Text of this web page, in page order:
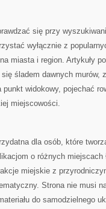
się przy
wyłącznie z
miasta i region. Artykuły
śladem dawnych murów,
widokowy, pojechać
miejscowości.
dla osób, które
o różnych miejscach
miejskie z
Strona nie musi
do samodzielnego